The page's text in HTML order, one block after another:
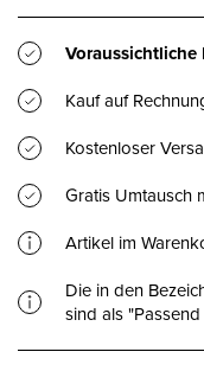
Kauf auf
Kostenloser
Gratis Umtausch
Artikel im
Die in den
sind als